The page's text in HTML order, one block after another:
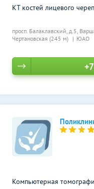
просп. Балаклавский, д.5,
Чертановская (245 м)
ЮАО
КТ костей лицевого
Компьютерная